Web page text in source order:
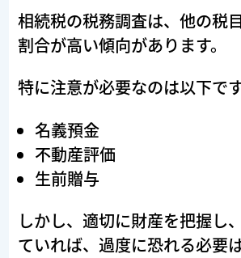
相続税の税務調査は、他の税
割合が高い傾向があります。
特に注意が必要なのは以下です
名義預金
不動産評価
生前贈与
しかし、適切に財産を把握し
ていれば、過度に恐れる必要